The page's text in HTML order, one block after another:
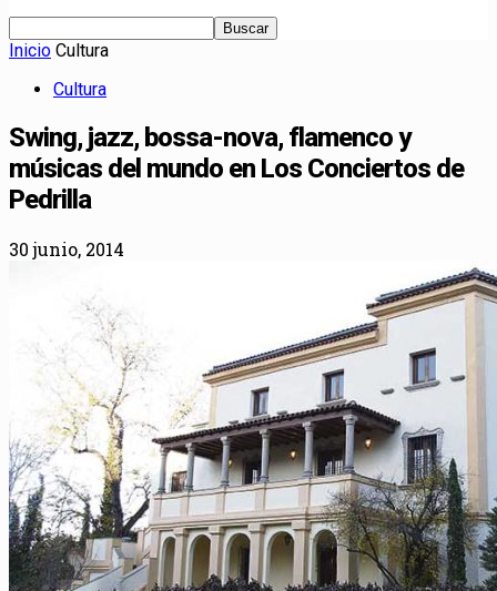
Inicio Cultura
Cultura
Swing, jazz, bossa-nova, flamenco y
músicas del mundo en Los Conciertos de
Pedrilla
30 junio, 2014